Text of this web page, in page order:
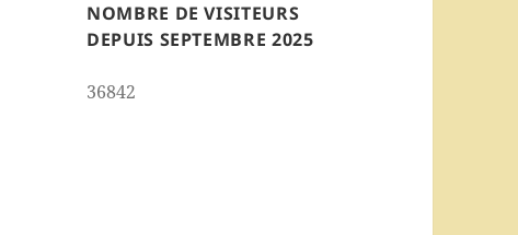
NOMBRE DE VISITEURS
DEPUIS SEPTEMBRE 2025
36842